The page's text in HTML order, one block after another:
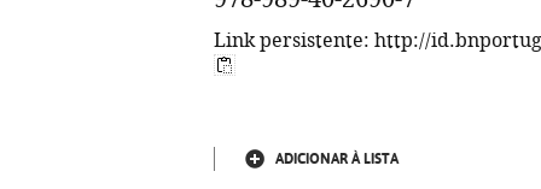
Link persistente: http://
ADICIONAR À LISTA